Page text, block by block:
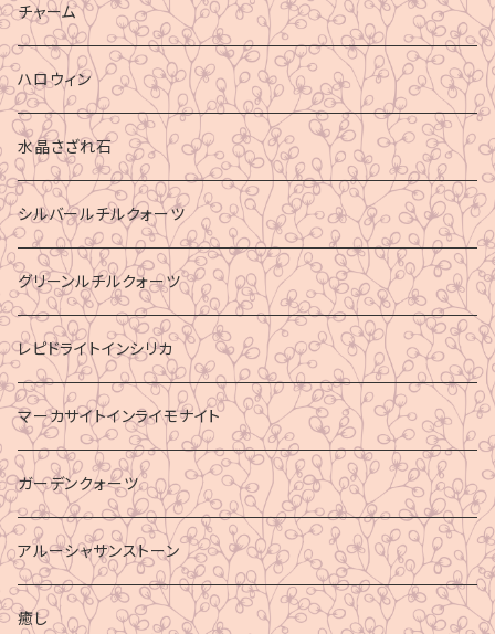
チャーム
ハロウィン
水晶さざれ石
シルバールチルクォーツ
グリーンルチルクォーツ
レピドライトインシリカ
マーカサイトインライモナイト
ガーデンクォーツ
アルーシャサンストーン
癒し